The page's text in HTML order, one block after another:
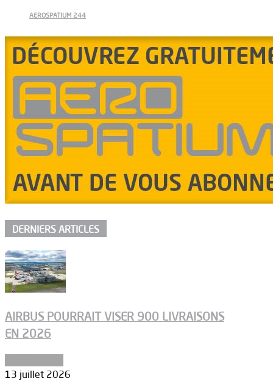
AEROSPATIUM 244
DERNIERS ARTICLES
AIRBUS POURRAIT VISER 900 LIVRAISONS
EN 2026
13 juillet 2026